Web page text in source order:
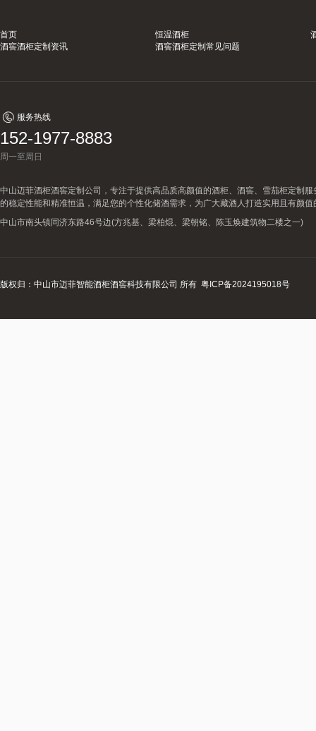
首页 恒温酒柜
酒窖酒柜定制资讯
酒窖酒柜定制常见问题
服务热线
152-1977-8883
周一至周日
中山迈菲酒柜酒窖定制公司，专注于提供高品质高颜值的酒柜、酒窖、雪茄柜定制
的稳定性能和精准恒温，满足您的个性化储酒需求，为广大藏酒人打造实用且有颜值
中山市南头镇同济东路46号边(方兆基、梁柏焜、梁朝铭、陈玉焕建筑物二楼之一)
版权归：中山市迈菲智能酒柜酒窖科技有限公司 所有 粤ICP备2024195018号